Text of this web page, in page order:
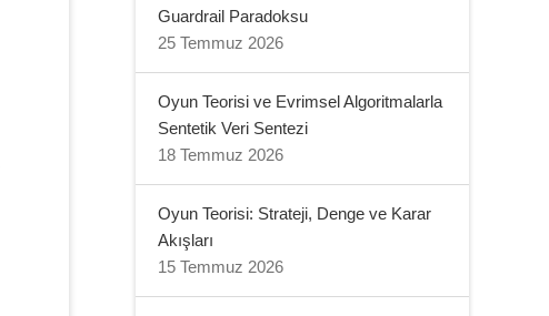
Guardrail Paradoksu
25 Temmuz 2026
Oyun Teorisi ve Evrimsel Algoritmalarla
Sentetik Veri Sentezi
18 Temmuz 2026
Oyun Teorisi: Strateji, Denge ve Karar
Akışları
15 Temmuz 2026